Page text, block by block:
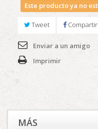
Este producto ya no
Tweet Compartir
Enviar a un amigo
Imprimir
MÁS